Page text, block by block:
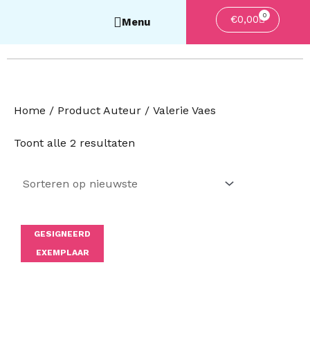
€0,00 0
Home / Product Auteur / Valerie Vaes
Toont alle 2 resultaten
nieuwste
GESIGNEERD
EXEMPLAAR